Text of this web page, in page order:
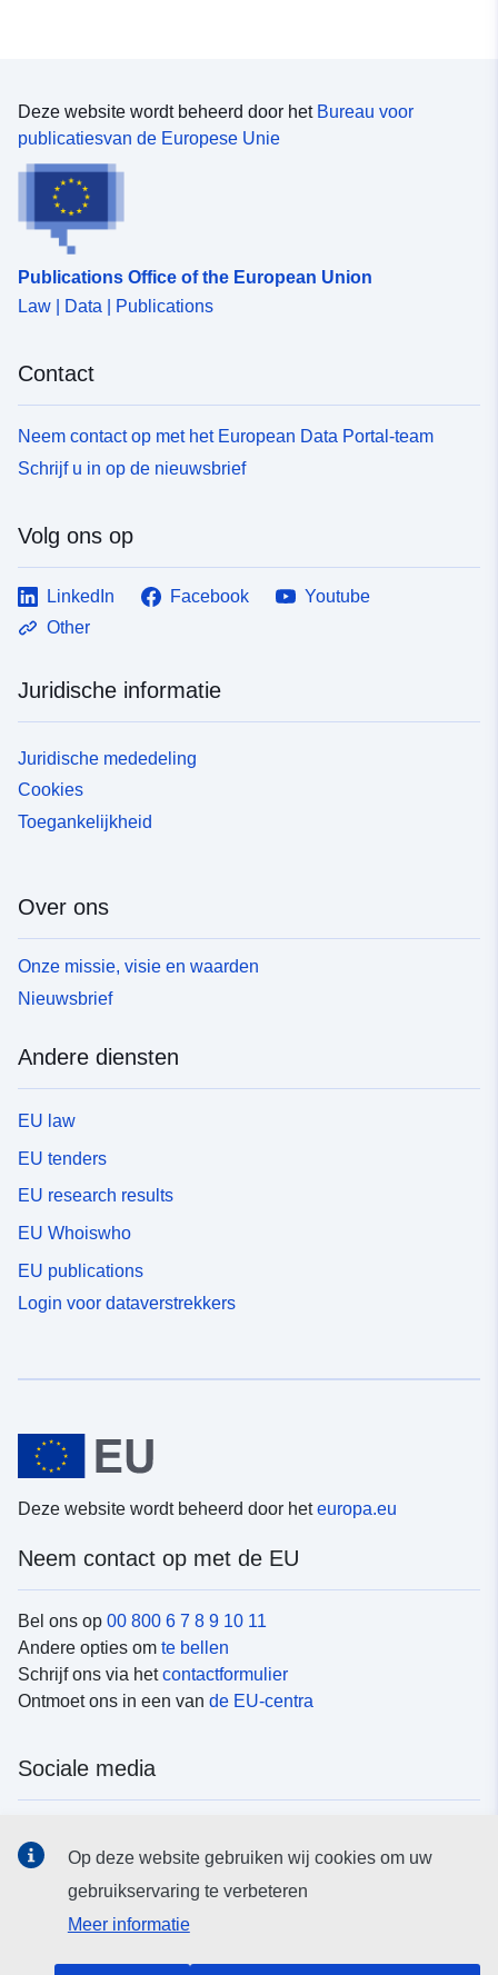
Deze website wordt beheerd door het Bureau voor
publicatiesvan de Europese Unie
Publications Office of the European Union
Law | Data | Publications
Contact
Neem contact op met het European Data Portal-team
Schrijf u in op de nieuwsbrief
Volg ons op
LinkedIn Facebook
Youtube
Other
Juridische informatie
Juridische mededeling
Cookies
Toegankelijkheid
Over ons
Onze missie, visie en waarden
Nieuwsbrief
Andere diensten
EU law
EU tenders
EU research results
EU Whoiswho
EU publications
Login voor dataverstrekkers
Deze website wordt beheerd door heteuropa.eu
Neem contact op met de EU
Bel ons op 00 800 6 7 8 9 10 11
Andere opties om te bellen
Schrijf ons via hetcontactformulier
Ontmoet ons in een van de EU-centra
Sociale media
EU-instellingen en -organen
Op deze website gebruiken wij cookies om uw
gebruikservaring te verbeteren
Meer informatie